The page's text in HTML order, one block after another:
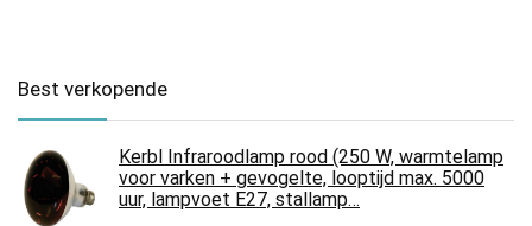
Best verkopende
Kerbl Infraroodlamp rood (250 W, warmtelamp
voor varken + gevogelte, looptijd max. 5000
uur, lampvoet E27, stallamp…